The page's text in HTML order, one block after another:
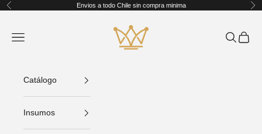
Ir al contenido
Anterior Envios a todo Chile sin compra minima
King Crafts
Abrir menú de navegación
AbrirAbrir
Catálogo
Insumos